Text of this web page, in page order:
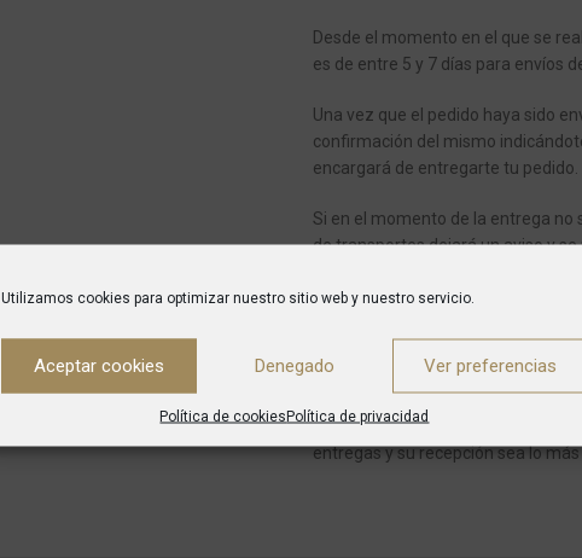
Utilizamos cookies para optimizar nuestro sitio web y nuestro servicio.
Aceptar cookies Denegado Ver preferencias
Política de cookiesPolítica de privacidad
Desde el momento en el que se
es de entre 5 y 7 días para envíos
Una vez que el pedido haya sido
confirmación del mismo
encargará de entregarte tu pedido.
Si en el momento de la entrega no
de transportes dejará un aviso y
En caso de pedidos con varios
El producto será entregado
negocio.
En ningún caso, el
introducirlo en el domicilio del
sobre todo cuando el producto
entregas y su recepción sea lo